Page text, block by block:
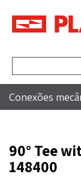
por:
Conexões
90° Tee
148400